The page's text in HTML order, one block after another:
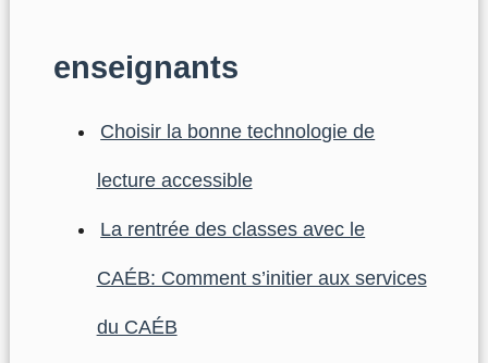
enseignants
Choisir la bonne technologie de
lecture accessible
La rentrée des classes avec le
CAÉB: Comment s’initier aux services
du CAÉB